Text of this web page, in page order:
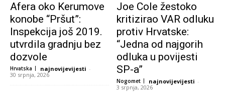
Afera oko Kerumove
konobe “Pršut”:
Inspekcija još 2019.
utvrdila gradnju bez
dozvole
Hrvatska najnovijevijesti -
30 srpnja, 2026
Joe Cole žestoko
kritizirao VAR odluku
protiv Hrvatske:
“Jedna od najgorih
odluka u povijesti
SP-a”
Nogomet najnovijevijesti -
3 srpnja, 2026